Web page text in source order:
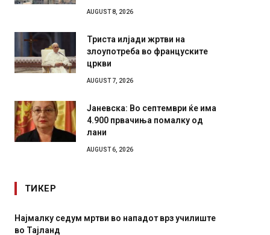
AUGUST 8, 2026
Триста илјади жртви на
злоупотреба во француските
цркви
AUGUST 7, 2026
Јаневска: Во септември ќе има
4.900 првачиња помалку од
лани
AUGUST 6, 2026
ТИКЕР
Најмалку седум мртви во нападот врз училиште
во Тајланд